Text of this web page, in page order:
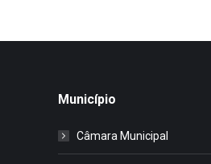
Município
Câmara Municipal